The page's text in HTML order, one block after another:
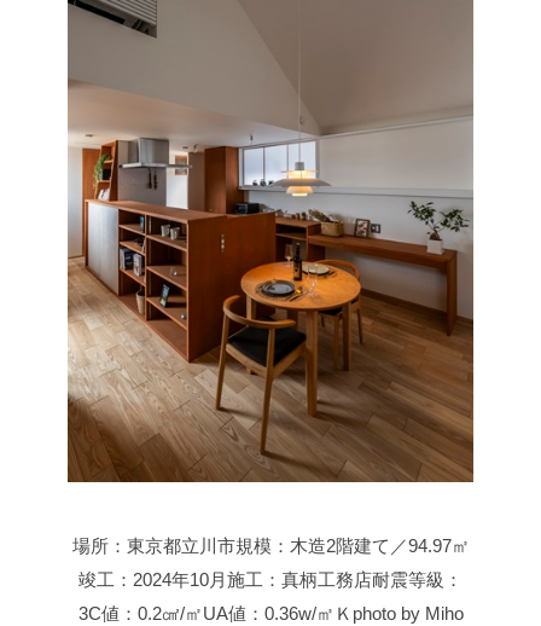
場所：東京都立川市規模：木造2階建て／94.97㎡
竣工：2024年10月施工：真柄工務店耐震等級：
3C値：0.2㎠/㎡UA値：0.36w/㎡Ｋ photo by Miho